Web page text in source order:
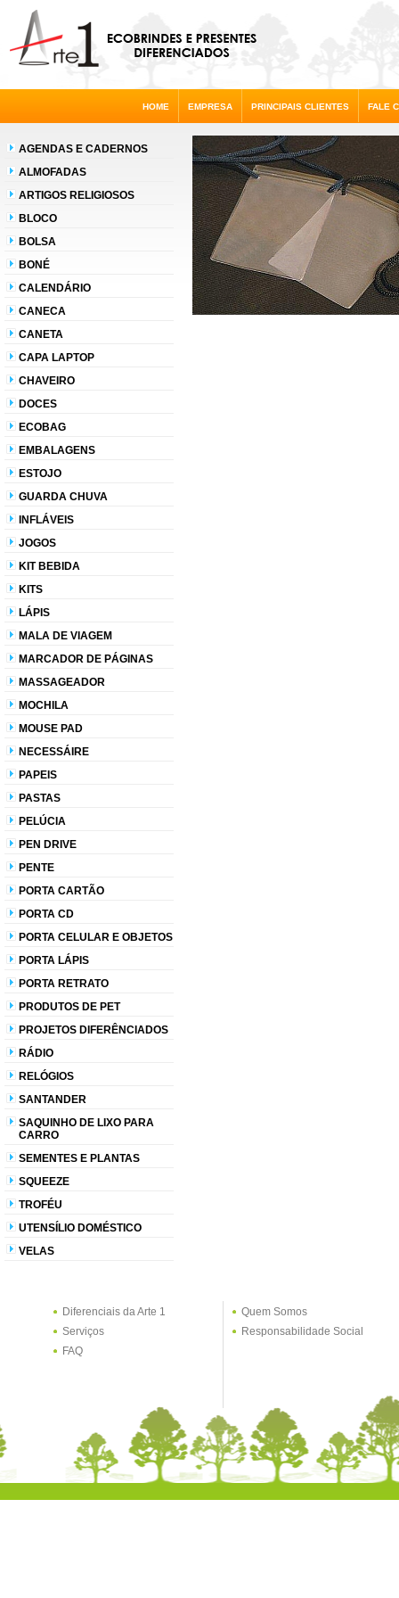
HOME EMPRESA PRINCIPAIS CLIENTES FALE
AGENDAS E CADERNOS
ALMOFADAS
ARTIGOS RELIGIOSOS
BLOCO
BOLSA
BONÉ
CALENDÁRIO
CANECA
CANETA
CAPA LAPTOP
CHAVEIRO
DOCES
ECOBAG
EMBALAGENS
ESTOJO
GUARDA CHUVA
INFLÁVEIS
JOGOS
KIT BEBIDA
KITS
LÁPIS
MALA DE VIAGEM
MARCADOR DE PÁGINAS
MASSAGEADOR
MOCHILA
MOUSE PAD
NECESSÁIRE
PAPEIS
PASTAS
PELÚCIA
PEN DRIVE
PENTE
PORTA CARTÃO
PORTA CD
PORTA CELULAR E OBJETOS
PORTA LÁPIS
PORTA RETRATO
PRODUTOS DE PET
PROJETOS DIFERÊNCIADOS
RÁDIO
RELÓGIOS
SANTANDER
SAQUINHO DE LIXO PARA
CARRO
SEMENTES E PLANTAS
SQUEEZE
TROFÉU
UTENSÍLIO DOMÉSTICO
VELAS
Diferenciais da Arte 1
Serviços
FAQ
Quem Somos
Responsabilidade Social